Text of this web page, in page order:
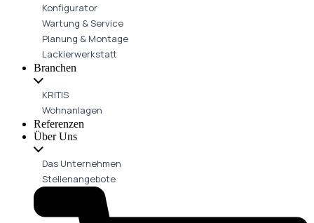
Konfigurator
Wartung & Service
Planung & Montage
Lackierwerkstatt
Branchen
KRITIS
Wohnanlagen
Referenzen
Über Uns
Das Unternehmen
Stellenangebote